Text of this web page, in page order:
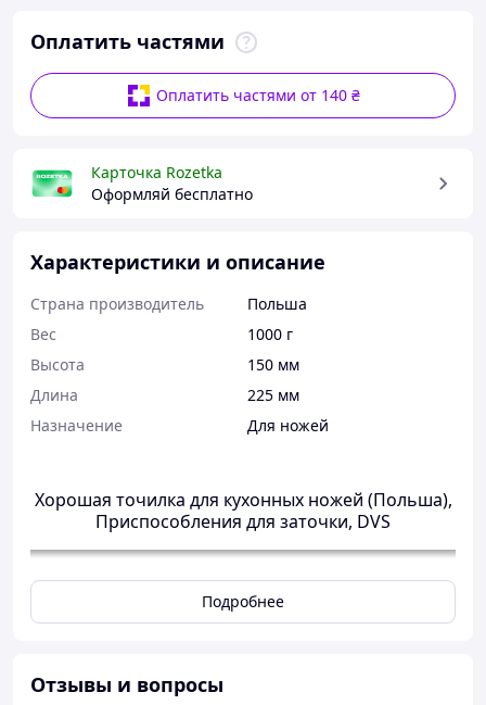
Оплатить частями
Оплатить частями от 140 ₴
Карточка Rozetka
Оформляй бесплатно
Характеристики и описание
Страна производитель
Польша
Вес
1000 г
Высота
150 мм
Длина
225 мм
Назначение
Для ножей
Хорошая точилка для кухонных ножей (Польша),
Приспособления для заточки, DVS
Подробнее
Отзывы и вопросы